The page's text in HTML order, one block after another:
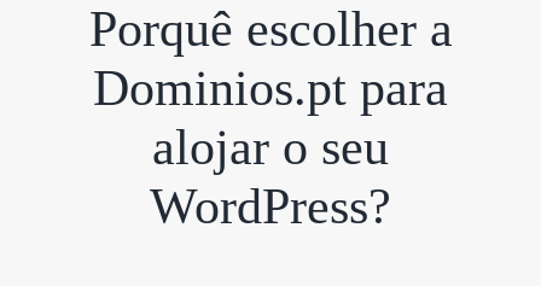
Porquê escolher a
Dominios.pt para
alojar o seu
WordPress?